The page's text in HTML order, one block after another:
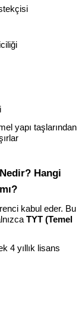
yapı taşlarından
Hangi
kabul eder. Bu
TYT (Temel
4 yıllık lisans